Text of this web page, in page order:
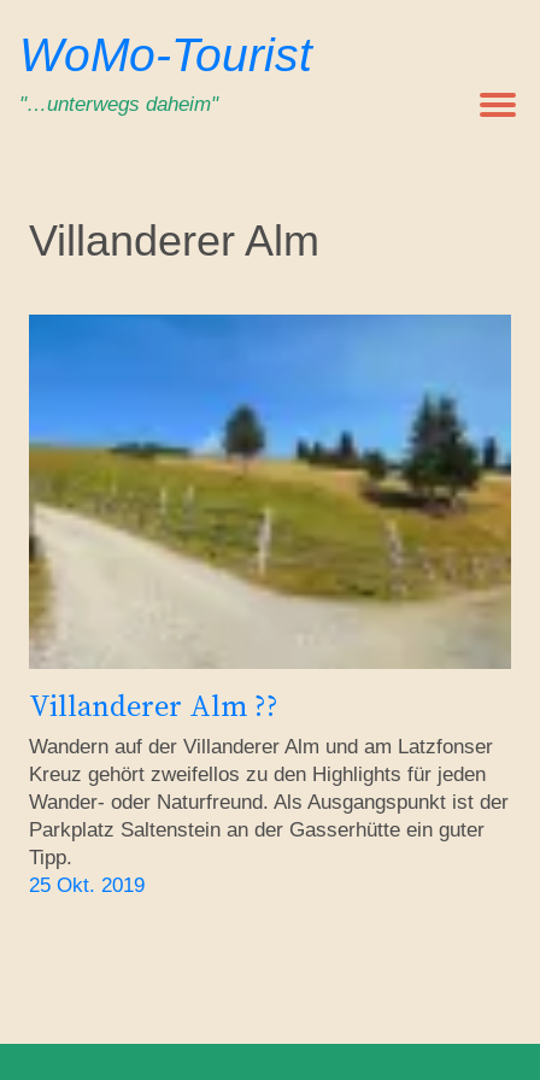
Inhalt
springen
WoMo-Tourist
"…unterwegs daheim"
Villanderer Alm
Villanderer Alm ??
Wandern auf der Villanderer Alm und am Latzfonser
Kreuz gehört zweifellos zu den Highlights für jeden
Wander- oder Naturfreund. Als Ausgangspunkt ist der
Parkplatz Saltenstein an der Gasserhütte ein guter
Tipp.
25 Okt. 2019